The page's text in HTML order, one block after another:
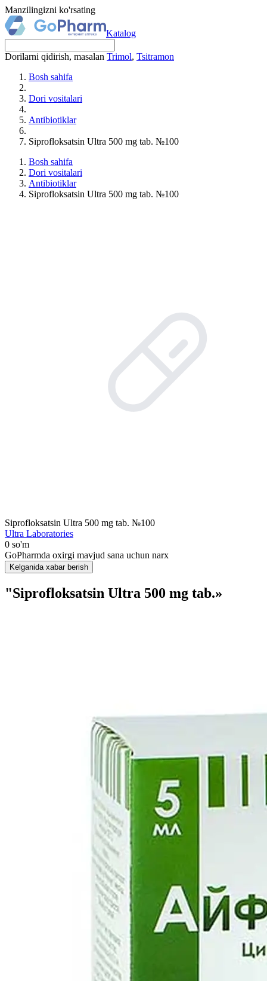
Manzilingizni ko'rsating
Katalog
Dorilarni qidirish, masalan Trimol, Tsitramon
Bosh sahifa
Dori vositalari
Antibiotiklar
Siprofloksatsin Ultra 500 mg tab. №100
Bosh sahifa
Dori vositalari
Antibiotiklar
Siprofloksatsin Ultra 500 mg tab. №100
Siprofloksatsin Ultra 500 mg tab. №100
Ultra Laboratories
0 so'm
GoPharmda oxirgi mavjud sana uchun narx
Kelganida xabar berish
"Siprofloksatsin Ultra 500 mg tab.»